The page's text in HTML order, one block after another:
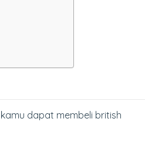
dapat membeli british